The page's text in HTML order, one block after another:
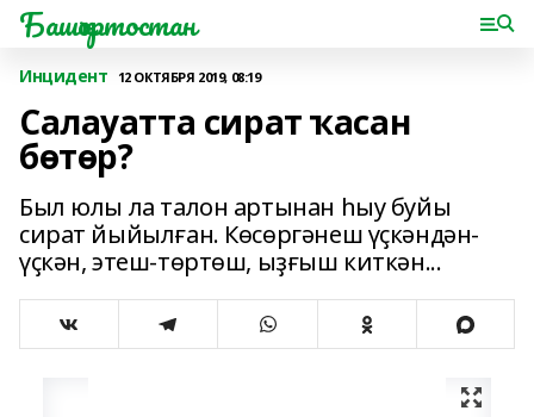
Башҡортостан
Инцидент 12 ОКТЯБРЯ 2019, 08:19
Салауатта сират ҡасан
бөтөр?
Был юлы ла талон артынан һыу буйы
сират йыйылған. Көсөргәнеш үҫкәндән-
үҫкән, этеш-төртөш, ыҙғыш киткән...